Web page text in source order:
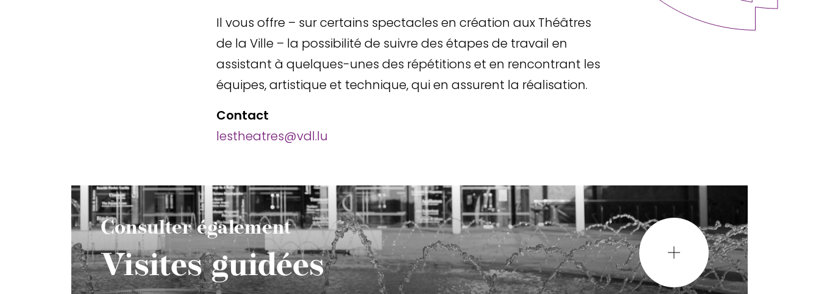
Teaser
Il vous offre – sur certains spectacles en création aux Théâtres
de la Ville – la possibilité de suivre des étapes de travail en
assistant à quelques-unes des répétitions et en rencontrant les
équipes, artistique et technique, qui en assurent la réalisation.
Contact
lestheatres@vdl.lu
Consulter également
Visites guidées